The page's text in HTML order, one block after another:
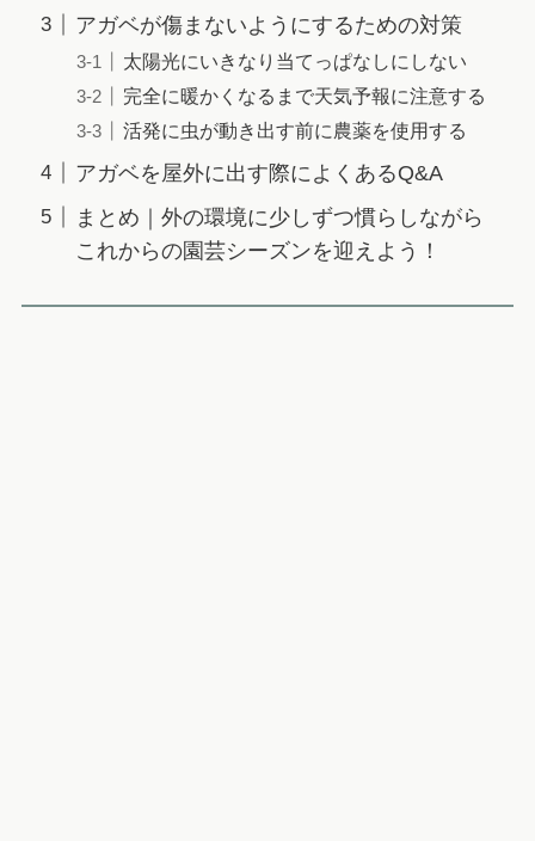
アガベが傷まないようにするための対策
太陽光にいきなり当てっぱなしにしない
完全に暖かくなるまで天気予報に注意する
活発に虫が動き出す前に農薬を使用する
アガベを屋外に出す際によくあるQ&A
まとめ｜外の環境に少しずつ慣らしながら
これからの園芸シーズンを迎えよう！